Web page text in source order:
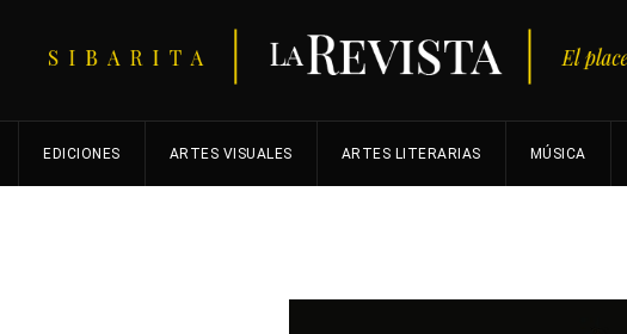
EDICIONES ARTES VISUALES ARTES LITERARIAS MÚSICA